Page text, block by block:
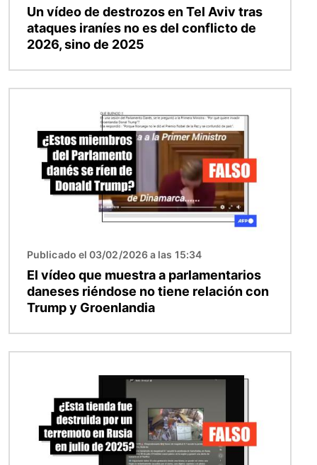
Un vídeo de destrozos en Tel Aviv tras
ataques iraníes no es del conflicto de
2026, sino de 2025
Publicado el 03/02/2026 a las 15:34
El vídeo que muestra a parlamentarios
daneses riéndose no tiene relación con
Trump y Groenlandia